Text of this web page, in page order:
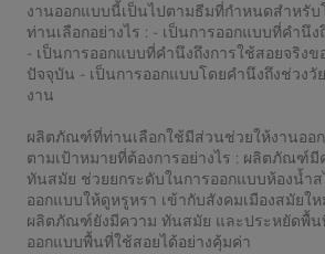
งานออกแบบนี้เป็นไปตามธีมที่กำหนดสำหรับ
ท่านเลือกอย่างไร : - เป็นการออกแบบที่คำนึ
- เป็นการออกแบบที่คำนึงถึงการใช้สอยจริง
ปัจจุบัน - เป็นการออกแบบโดยคำนึงถึงช่วงวั
งาน
ผลิตภัณฑ์ที่ท่านเลือกใช้มีส่วนช่วยให้งานออ
ตามเป้าหมายที่ต้องการอย่างไร : ผลิตภัณฑ์มี
ทันสมัย ช่วยยกระดับในการออกแบบห้องน้ำ
ออกแบบให้ดูหรูหรา เข้ากับสังคมเมืองสมัยใ
ผลิตภัณฑ์ยังมีความ ทันสมัย และประหยัดพื้น
ออกแบบพื้นที่ใช้สอยได้อย่างคุ้มค่า​